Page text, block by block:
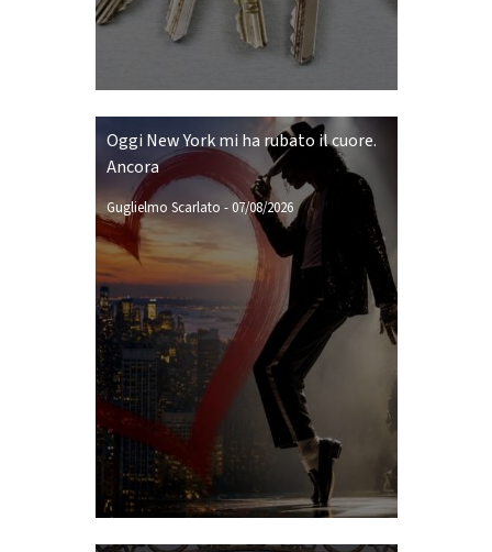
Oggi New York mi ha rubato il cuore.
Ancora
Guglielmo Scarlato -07/08/2026